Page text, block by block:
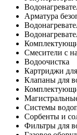
Арматура
Смесители с
Водоочистка
Картриджи
Клапаны для
Системы
Сорбенты и
Фильтры для